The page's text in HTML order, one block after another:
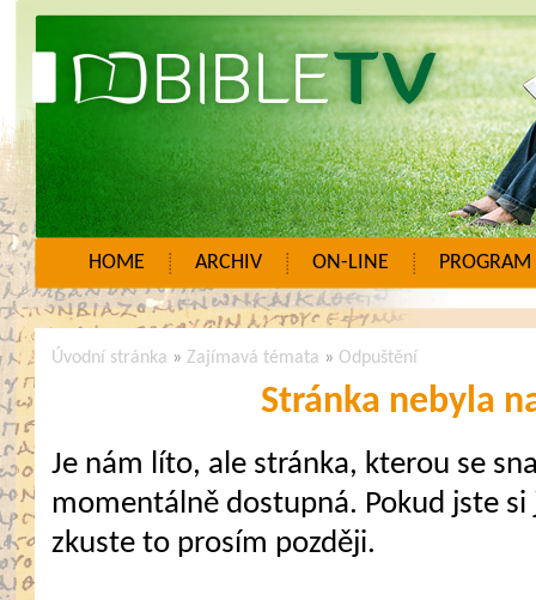
HOME ARCHIV ON-LINE PROGRAM
Úvodní stránka »Zajímavá témata » Odpuštění
Stránka nebyla
Je nám líto, ale stránka, kterou se
momentálně dostupná. Pokud jste
zkuste to prosím později.